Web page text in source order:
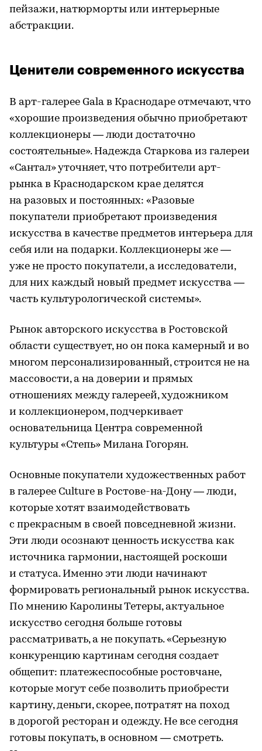
пейзажи, натюрморты или интерьерные
абстракции.
Ценители современного искусства
В арт-галерее Gala в Краснодаре отмечают, что
«хорошие произведения обычно приобретают
коллекционеры — люди достаточно
состоятельные». Надежда Старкова из галереи
«Сантал» уточняет, что потребители арт-
рынка в Краснодарском крае делятся
на разовых и постоянных: «Разовые
покупатели приобретают произведения
искусства в качестве предметов интерьера для
себя или на подарки. Коллекционеры же —
уже не просто покупатели, а исследователи,
для них каждый новый предмет искусства —
часть культурологической системы».
Рынок авторского искусства в Ростовской
области существует, но он пока камерный и во
многом персонализированный, строится не на
массовости, а на доверии и прямых
отношениях между галереей, художником
и коллекционером, подчеркивает
основательница Центра современной
культуры «Степь» Милана Гогорян.
Основные покупатели художественных работ
в галерее Culture в Ростове-на-Дону — люди,
которые хотят взаимодействовать
с прекрасным в своей повседневной жизни.
Эти люди осознают ценность искусства как
источника гармонии, настоящей роскоши
и статуса. Именно эти люди начинают
формировать региональный рынок искусства.
По мнению Каролины Тетеры, актуальное
искусство сегодня больше готовы
рассматривать, а не покупать. «Серьезную
конкуренцию картинам сегодня создает
общепит: платежеспособные ростовчане,
которые могут себе позволить приобрести
картину, деньги, скорее, потратят на поход
в дорогой ресторан и одежду. Не все сегодня
готовы покупать, в основном — смотреть.